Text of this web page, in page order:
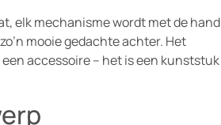
elk mechanisme wordt met de hand
mooie gedachte achter. Het
accessoire – het is een kunststuk